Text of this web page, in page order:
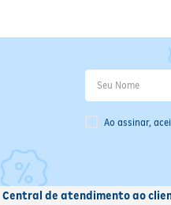
Ao assinar,
Central de atendimento ao